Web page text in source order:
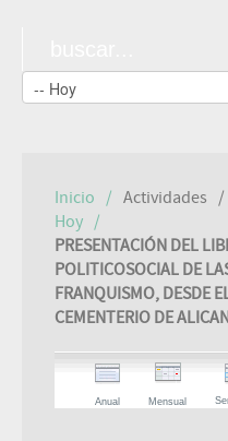
Inicio Actividades
Hoy
PRESENTACIÓN DEL
POLITICOSOCIAL DE
FRANQUISMO, DESDE
CEMENTERIO DE
Anual Mensual